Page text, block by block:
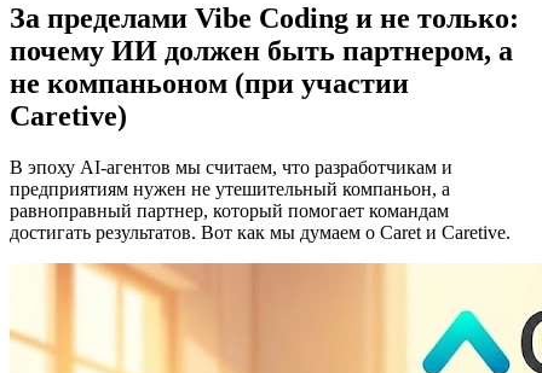
За пределами Vibe Coding и не только:
почему ИИ должен быть партнером, а
не компаньоном (при участии
Caretive)
В эпоху AI-агентов мы считаем, что разработчикам и
предприятиям нужен не утешительный компаньон, а
равноправный партнер, который помогает командам
достигать результатов. Вот как мы думаем о Caret и Caretive.